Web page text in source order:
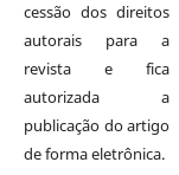
cessão dos direitos
autorais para a
revista e fica
autorizada a
publicação do artigo
de forma eletrônica.